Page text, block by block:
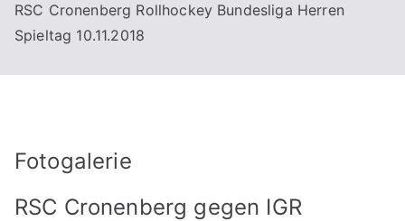
RSC Cronenberg Rollhockey Bundesliga Herren
Spieltag 10.11.2018
Fotogalerie
RSC Cronenberg gegen IGR